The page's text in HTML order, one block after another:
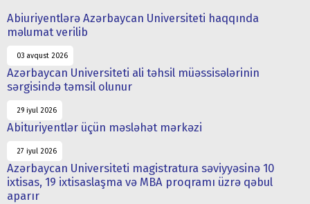
Abiuriyentlərə Azərbaycan Universiteti haqqında
məlumat verilib
03 avqust 2026
Azərbaycan Universiteti ali təhsil müəssisələrinin
sərgisində təmsil olunur
29 iyul 2026
Abituriyentlər üçün məsləhət mərkəzi
27 iyul 2026
Azərbaycan Universiteti magistratura səviyyəsinə 10
ixtisas, 19 ixtisaslaşma və MBA proqramı üzrə qəbul
aparır